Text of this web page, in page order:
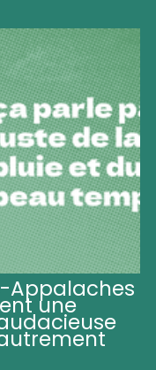
Appalaches
une